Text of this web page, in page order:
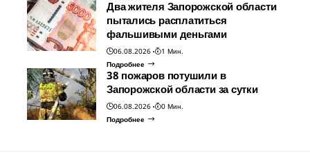
Два жителя Запорожской области
пытались расплатиться
фальшивыми деньгами
06.08.2026
1 Мин.
Подробнее
38 пожаров потушили в
Запорожской области за сутки
06.08.2026
0 Мин.
Подробнее